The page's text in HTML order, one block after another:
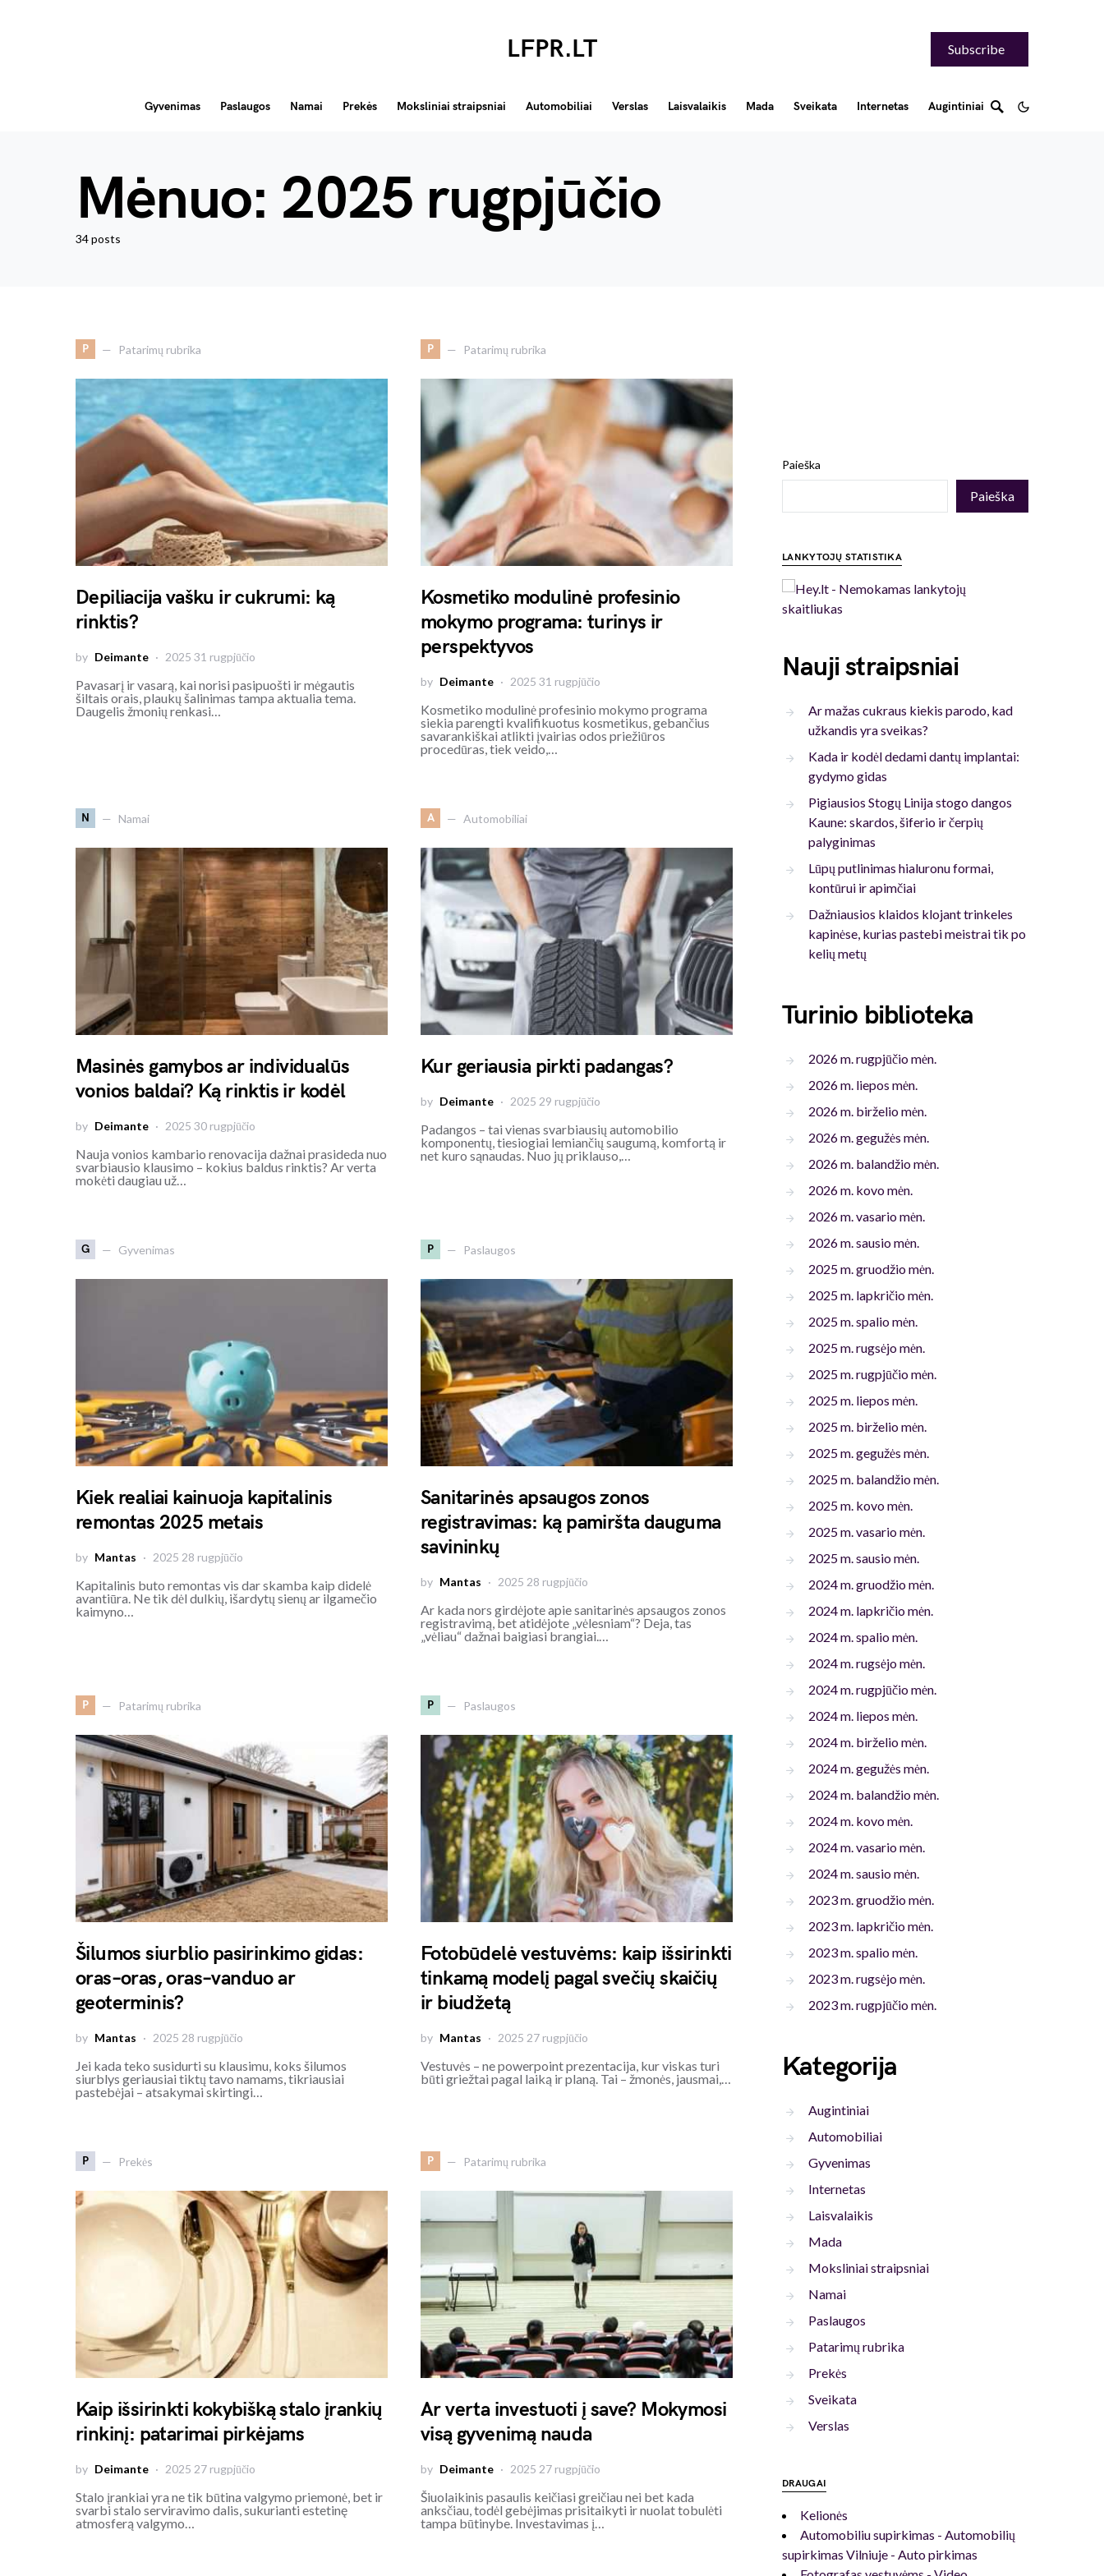
LFPR.LT Subscribe
Gyvenimas Paslaugos Namai Prekės Moksliniai straipsniai Automobiliai Verslas Laisvalaikis Mada Sveikata Internetas Augintiniai
Mėnuo: 2025 rugpjūčio
34 posts
P Patarimų rubrika
Depiliacija vašku ir cukrumi: ką
rinktis?
by Deimante 2025 31 rugpjūčio
Pavasarį ir vasarą, kai norisi pasipuošti ir mėgautis
šiltais orais, plaukų šalinimas tampa aktualia tema.
Daugelis žmonių renkasi…
P Patarimų rubrika
Kosmetiko modulinė profesinio
mokymo programa: turinys ir
perspektyvos
by Deimante 2025 31 rugpjūčio
Kosmetiko modulinė profesinio mokymo programa
siekia parengti kvalifikuotus kosmetikus, gebančius
savarankiškai atlikti įvairias odos priežiūros
procedūras, tiek veido,…
N Namai
Masinės gamybos ar individualūs
vonios baldai? Ką rinktis ir kodėl
by Deimante 2025 30 rugpjūčio
Nauja vonios kambario renovacija dažnai prasideda nuo
svarbiausio klausimo – kokius baldus rinktis? Ar verta
mokėti daugiau už…
A Automobiliai
Kur geriausia pirkti padangas?
by Deimante 2025 29 rugpjūčio
Padangos – tai vienas svarbiausių automobilio
komponentų, tiesiogiai lemiančių saugumą, komfortą ir
net kuro sąnaudas. Nuo jų priklauso,…
G Gyvenimas
Kiek realiai kainuoja kapitalinis
remontas 2025 metais
by Mantas 2025 28 rugpjūčio
Kapitalinis buto remontas vis dar skamba kaip didelė
avantiūra. Ne tik dėl dulkių, išardytų sienų ar ilgamečio
kaimyno…
P Paslaugos
Sanitarinės apsaugos zonos
registravimas: ką pamiršta dauguma
savininkų
by Mantas 2025 28 rugpjūčio
Ar kada nors girdėjote apie sanitarinės apsaugos zonos
registravimą, bet atidėjote „vėlesniam“? Deja, tas
„vėliau“ dažnai baigiasi brangiai.…
P Patarimų rubrika
Šilumos siurblio pasirinkimo gidas:
oras–oras, oras–vanduo ar
geoterminis?
by Mantas 2025 28 rugpjūčio
Jei kada teko susidurti su klausimu, koks šilumos
siurblys geriausiai tiktų tavo namams, tikriausiai
pastebėjai – atsakymai skirtingi…
P Paslaugos
Fotobūdelė vestuvėms: kaip išsirinkti
tinkamą modelį pagal svečių skaičių
ir biudžetą
by Mantas 2025 27 rugpjūčio
Vestuvės – ne powerpoint prezentacija, kur viskas turi
būti griežtai pagal laiką ir planą. Tai – žmonės, jausmai,…
P Prekės
Kaip išsirinkti kokybišką stalo įrankių
rinkinį: patarimai pirkėjams
by Deimante 2025 27 rugpjūčio
Stalo įrankiai yra ne tik būtina valgymo priemonė, bet ir
svarbi stalo serviravimo dalis, sukurianti estetinę
atmosferą valgymo…
P Patarimų rubrika
Ar verta investuoti į save? Mokymosi
visą gyvenimą nauda
by Deimante 2025 27 rugpjūčio
Šiuolaikinis pasaulis keičiasi greičiau nei bet kada
anksčiau, todėl gebėjimas prisitaikyti ir nuolat tobulėti
tampa būtinybe. Investavimas į…
Paieška
Paieška
LANKYTOJŲ STATISTIKA
Nauji straipsniai
Ar mažas cukraus kiekis parodo, kad
užkandis yra sveikas?
Kada ir kodėl dedami dantų implantai:
gydymo gidas
Pigiausios Stogų Linija stogo dangos
Kaune: skardos, šiferio ir čerpių
palyginimas
Lūpų putlinimas hialuronu formai,
kontūrui ir apimčiai
Dažniausios klaidos klojant trinkeles
kapinėse, kurias pastebi meistrai tik po
kelių metų
Turinio biblioteka
2026 m. rugpjūčio mėn.
2026 m. liepos mėn.
2026 m. birželio mėn.
2026 m. gegužės mėn.
2026 m. balandžio mėn.
2026 m. kovo mėn.
2026 m. vasario mėn.
2026 m. sausio mėn.
2025 m. gruodžio mėn.
2025 m. lapkričio mėn.
2025 m. spalio mėn.
2025 m. rugsėjo mėn.
2025 m. rugpjūčio mėn.
2025 m. liepos mėn.
2025 m. birželio mėn.
2025 m. gegužės mėn.
2025 m. balandžio mėn.
2025 m. kovo mėn.
2025 m. vasario mėn.
2025 m. sausio mėn.
2024 m. gruodžio mėn.
2024 m. lapkričio mėn.
2024 m. spalio mėn.
2024 m. rugsėjo mėn.
2024 m. rugpjūčio mėn.
2024 m. liepos mėn.
2024 m. birželio mėn.
2024 m. gegužės mėn.
2024 m. balandžio mėn.
2024 m. kovo mėn.
2024 m. vasario mėn.
2024 m. sausio mėn.
2023 m. gruodžio mėn.
2023 m. lapkričio mėn.
2023 m. spalio mėn.
2023 m. rugsėjo mėn.
2023 m. rugpjūčio mėn.
Kategorija
Augintiniai
Automobiliai
Gyvenimas
Internetas
Laisvalaikis
Mada
Moksliniai straipsniai
Namai
Paslaugos
Patarimų rubrika
Prekės
Sveikata
Verslas
DRAUGAI
Kelionės
Automobiliu supirkimas - Automobilių
supirkimas Vilniuje - Auto pirkimas